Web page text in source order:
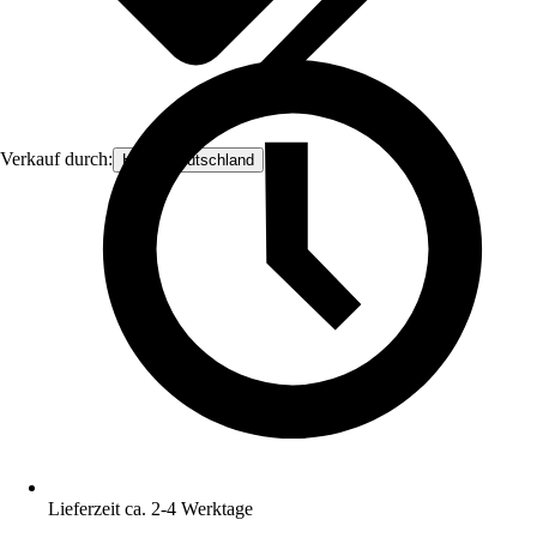
Verkauf durch: Hecht Deutschland
Lieferzeit ca. 2-4 Werktage